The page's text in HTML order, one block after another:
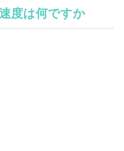
度は何ですか